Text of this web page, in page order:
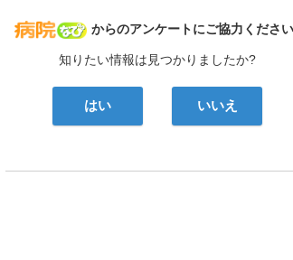
病院なび
からのアンケートにご協力ください
知りたい情報は見つかりましたか?
はい いいえ